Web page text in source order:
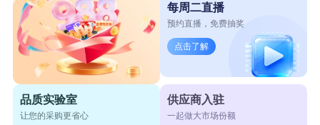
每周二直播
预约直播，免费抽奖
点击了解
品质实验室
让您的采购更省心
供应商入驻
一起做大市场份额